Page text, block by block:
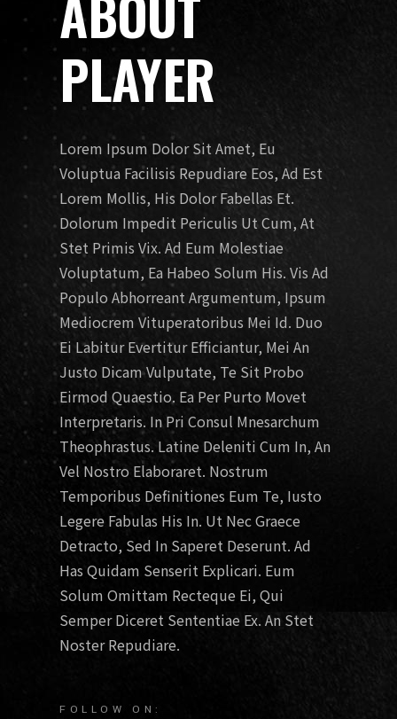
PLAYER
Lorem Ipsum Dolor Sit Amet, Eu
Voluptua Facilisis Repudiare Eos, Ad Est
Lorem Mollis, His Dolor Fabellas Et.
Dolorum Impedit Periculis Ut Cum, At
Stet Primis Vix. Ad Eum Molestiae
Voluptatum, Ea Habeo Solum His. Vis Ad
Populo Abhorreant Argumentum, Ipsum
Mediocrem Vituperatoribus Mei Id. Duo
Ei Labitur Evertitur Efficiantur, Mei An
Justo Dicam Vulputate, Te Sit Probo
Eirmod Quaestio. Ea Per Purto Movet
Interpretaris. In Pri Consul Mnesarchum
Theophrastus. Latine Deleniti Cum In, An
Vel Nostro Elaboraret. Nostrum
Temporibus Definitiones Eum Te, Iusto
Legere Fabulas His In. Ut Nec Graece
Detracto, Sed In Saperet Deserunt. Ad
Has Quidam Senserit Explicari. Eum
Solum Omittam Recteque Ei, Qui
Semper Diceret Sententiae Ex. An Stet
Noster Repudiare.
FOLLOW ON: